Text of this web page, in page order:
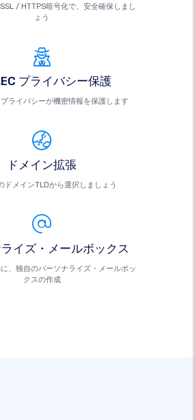
/ HTTPS暗号化で、安全確保しまし
ょう
プライバシー保護
ライバシーが機密情報を保護します
ドメイン拡張
ドメインTLDから選択しましょう
イズ・メールボックス
、独自のパーソナライズ・メールボッ
クスの作成